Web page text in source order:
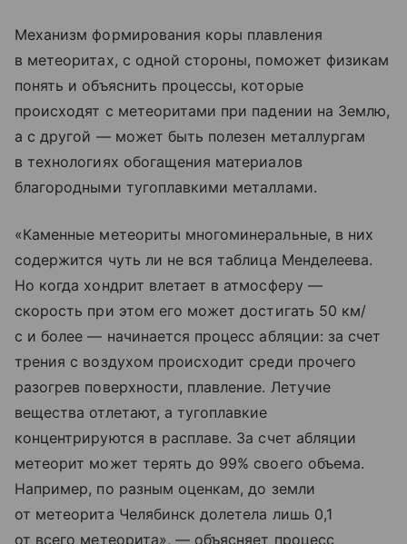
Механизм формирования коры плавления
в метеоритах, с одной стороны, поможет физикам
понять и объяснить процессы, которые
происходят с метеоритами при падении на Землю,
а с другой — может быть полезен металлургам
в технологиях обогащения материалов
благородными тугоплавкими металлами.
«Каменные метеориты многоминеральные, в них
содержится чуть ли не вся таблица Менделеева.
Но когда хондрит влетает в атмосферу —
скорость при этом его может достигать 50 км/
с и более — начинается процесс абляции: за счет
трения с воздухом происходит среди прочего
разогрев поверхности, плавление. Летучие
вещества отлетают, а тугоплавкие
концентрируются в расплаве. За счет абляции
метеорит может терять до 99% своего объема.
Например, по разным оценкам, до земли
от метеорита Челябинск долетела лишь 0,1
от всего метеорита», — объясняет процесс